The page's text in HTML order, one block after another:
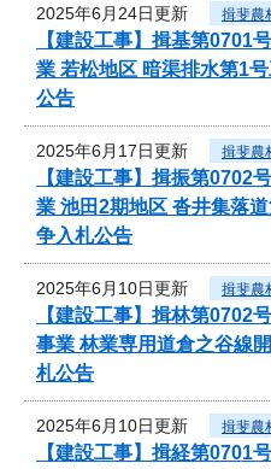
2025年6月24日更新 揖斐農
【建設工事】揖基第0701
業 若松地区 暗渠排水第1
公告
2025年6月17日更新 揖斐農
【建設工事】揖振第0702
業 池田2期地区 沓井集落
争入札公告
2025年6月10日更新 揖斐農
【建設工事】揖林第0702
事業 林業専用道倉之谷線
札公告
2025年6月10日更新 揖斐農
【建設工事】揖経第0701